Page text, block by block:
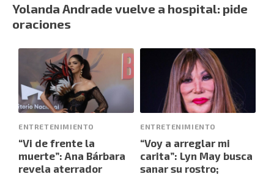
Yolanda Andrade vuelve a hospital: pide
oraciones
ENTRETENIMIENTO
“Vi de frente la
muerte”: Ana Bárbara
revela aterrador
ENTRETENIMIENTO
“Voy a arreglar mi
carita”: Lyn May busca
sanar su rostro;